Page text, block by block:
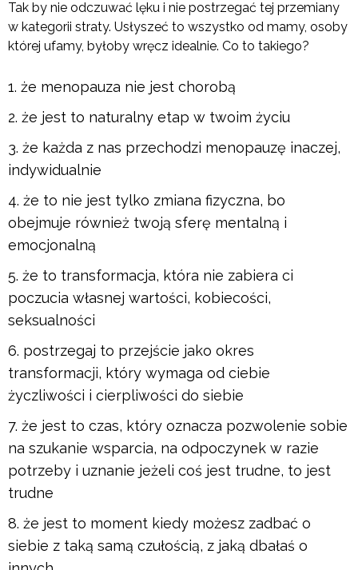
Tak by nie odczuwać lęku i nie postrzegać tej przemiany
w kategorii straty. Usłyszeć to wszystko od mamy, osoby
której ufamy, byłoby wręcz idealnie. Co to takiego?
że menopauza nie jest chorobą
że jest to naturalny etap w twoim życiu
że każda z nas przechodzi menopauzę inaczej,
indywidualnie
że to nie jest tylko zmiana fizyczna, bo
obejmuje również twoją sferę mentalną i
emocjonalną
że to transformacja, która nie zabiera ci
poczucia własnej wartości, kobiecości,
seksualności
postrzegaj to przejście jako okres
transformacji, który wymaga od ciebie
życzliwości i cierpliwości do siebie
że jest to czas, który oznacza pozwolenie sobie
na szukanie wsparcia, na odpoczynek w razie
potrzeby i uznanie jeżeli coś jest trudne, to jest
trudne
że jest to moment kiedy możesz zadbać o
siebie z taką samą czułością, z jaką dbałaś o